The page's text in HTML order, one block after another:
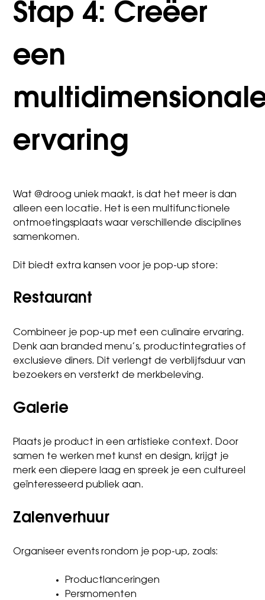
Stap 4: Creëer
een
ervaring
Wat @droog uniek maakt, is dat het meer is dan
alleen een locatie. Het is een multifunctionele
ontmoetingsplaats waar verschillende disciplines
samenkomen.
Dit biedt extra kansen voor je pop-up store:
Restaurant
Combineer je pop-up met een culinaire ervaring.
Denk aan branded menu’s, productintegraties of
exclusieve diners. Dit verlengt de verblijfsduur van
bezoekers en versterkt de merkbeleving.
Galerie
Plaats je product in een artistieke context. Door
samen te werken met kunst en design, krijgt je
merk een diepere laag en spreek je een cultureel
geïnteresseerd publiek aan.
Zalenverhuur
Organiseer events rondom je pop-up, zoals:
Productlanceringen
Persmomenten